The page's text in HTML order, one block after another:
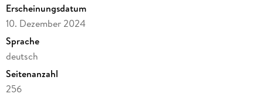
Erscheinungsdatum
10. Dezember 2024
Sprache
deutsch
Seitenanzahl
256